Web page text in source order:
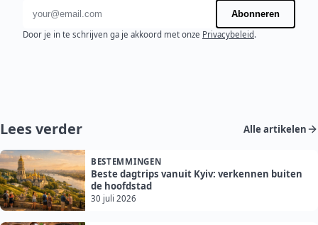
E-mailadres
Abonneren
Door je in te schrijven ga je akkoord met onze Privacybeleid.
Lees verder Alle artikelen
BESTEMMINGEN
Beste dagtrips vanuit Kyiv: verkennen buiten
de hoofdstad
30 juli 2026